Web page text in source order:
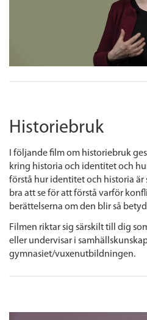
Historiebruk
I följande film om historiebruk
kring historia och identitet och
förstå hur identitet och historia är
bra att se för att förstå varför
berättelserna om den blir så
Filmen riktar sig särskilt till dig
eller undervisar i
gymnasiet/vuxenutbildningen.